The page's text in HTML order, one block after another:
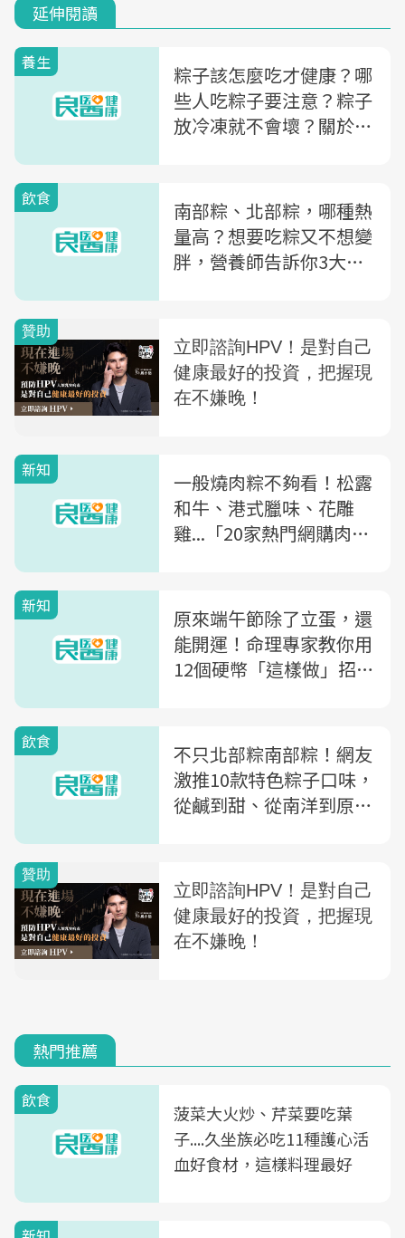
延伸閱讀
養生
粽子該怎麼吃才健康？哪
些人吃粽子要注意？粽子
放冷凍就不會壞？關於
飲食
南部粽、北部粽，哪種熱
量高？想要吃粽又不想變
胖，營養師告訴你3大
新知
一般燒肉粽不夠看！松露
和牛、港式臘味、花雕
雞...「20家熱門網購肉粽
新知
原來端午節除了立蛋，還
能開運！命理專家教你用
12個硬幣「這樣做」招財
飲食
不只北部粽南部粽！網友
激推10款特色粽子口味，
從鹹到甜、從南洋到原民
熱門推薦
飲食
菠菜大火炒、芹菜要吃葉
子....久坐族必吃11種護心活
血好食材，這樣料理最好